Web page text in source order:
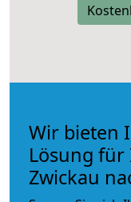
Wir bieten
Lösung
Zwickau